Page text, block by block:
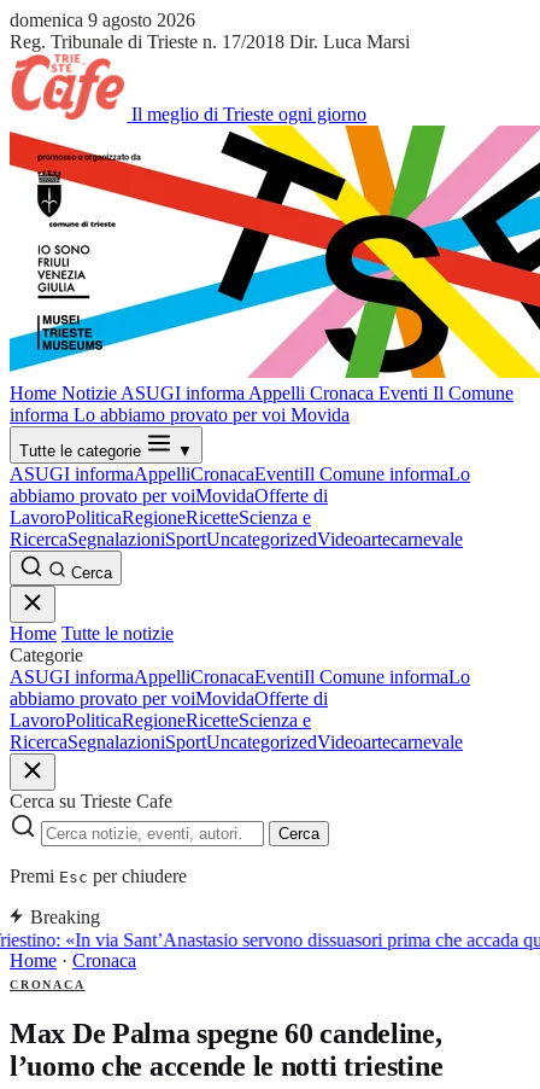
domenica 9 agosto 2026
Reg. Tribunale di Trieste n. 17/2018 Dir. Luca Marsi
Il meglio di Trieste ogni giorno
Home Notizie ASUGI informa Appelli Cronaca Eventi Il Comune
informa Lo abbiamo provato per voi Movida
Tutte le categorie ▼
ASUGI informaAppelliCronacaEventiIl Comune informaLo
abbiamo provato per voiMovidaOfferte di
LavoroPoliticaRegioneRicetteScienza e
RicercaSegnalazioniSportUncategorizedVideoartecarnevale
Cerca
Home Tutte le notizie
Categorie
ASUGI informaAppelliCronacaEventiIl Comune informaLo
abbiamo provato per voiMovidaOfferte di
LavoroPoliticaRegioneRicetteScienza e
RicercaSegnalazioniSportUncategorizedVideoartecarnevale
Cerca su Trieste Cafe
Cerca
Premi Esc per chiudere
Breaking
«In via Sant’Anastasio servono dissuasori prima che accada
Home · Cronaca
CRONACA
Max De Palma spegne 60 candeline,
l’uomo che accende le notti triestine